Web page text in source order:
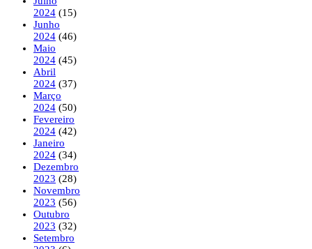
2024 (15)
Junho
2024 (46)
Maio
2024 (45)
Abril
2024 (37)
Março
2024 (50)
Fevereiro
2024 (42)
Janeiro
2024 (34)
Dezembro
2023 (28)
Novembro
2023 (56)
Outubro
2023 (32)
Setembro